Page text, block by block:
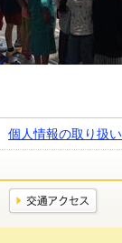
個人情報の取り扱い